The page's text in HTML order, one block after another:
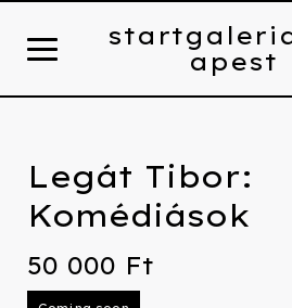
apest
Legát Tibor:
Komédiások
50 000 Ft